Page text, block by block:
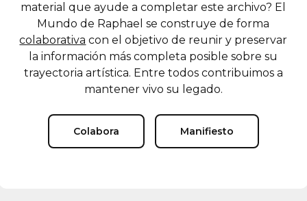
material que ayude a completar este archivo? El
Mundo de Raphael se construye de forma
colaborativa con el objetivo de reunir y preservar
la información más completa posible sobre su
trayectoria artística. Entre todos contribuimos a
mantener vivo su legado.
Colabora Manifiesto